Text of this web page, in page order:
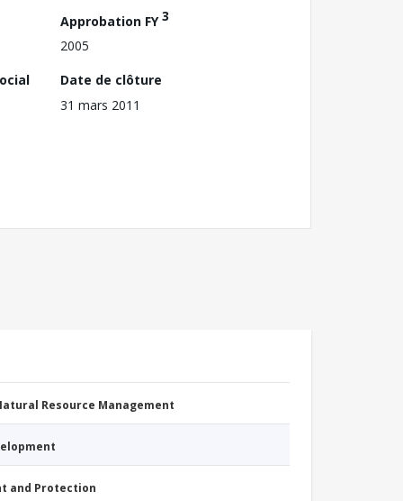
Approbation FY3
2005
Date de clôture
31 mars 2011
Resource Management
and Protection